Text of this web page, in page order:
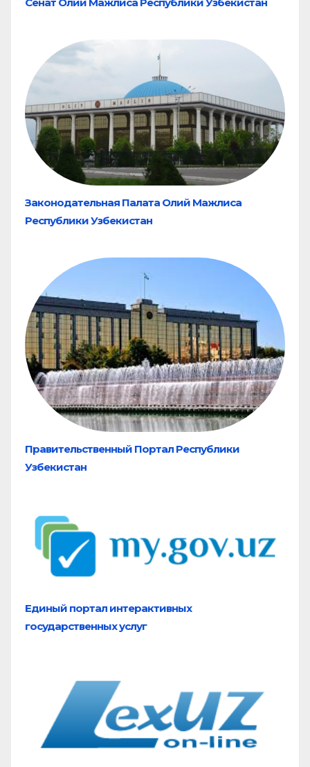
Законодательная Палата Олий Мажлиса
Республики Узбекистан
Правительственный Портал Республики
Узбекистан
Единый портал интерактивных
государственных услуг